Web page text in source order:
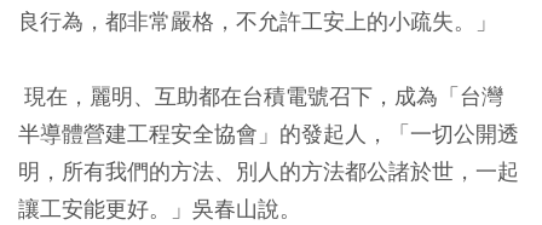
良行為，都非常嚴格，不允許工安上的小疏失。」
現在，麗明、互助都在台積電號召下，成為「台灣
半導體營建工程安全協會」的發起人，「一切公開透
明，所有我們的方法、別人的方法都公諸於世，一起
讓工安能更好。」吳春山說。